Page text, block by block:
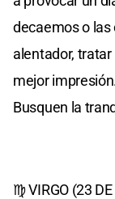
decaemos o las
alentador,
mejor
Busquen la
♍ VIRGO (23